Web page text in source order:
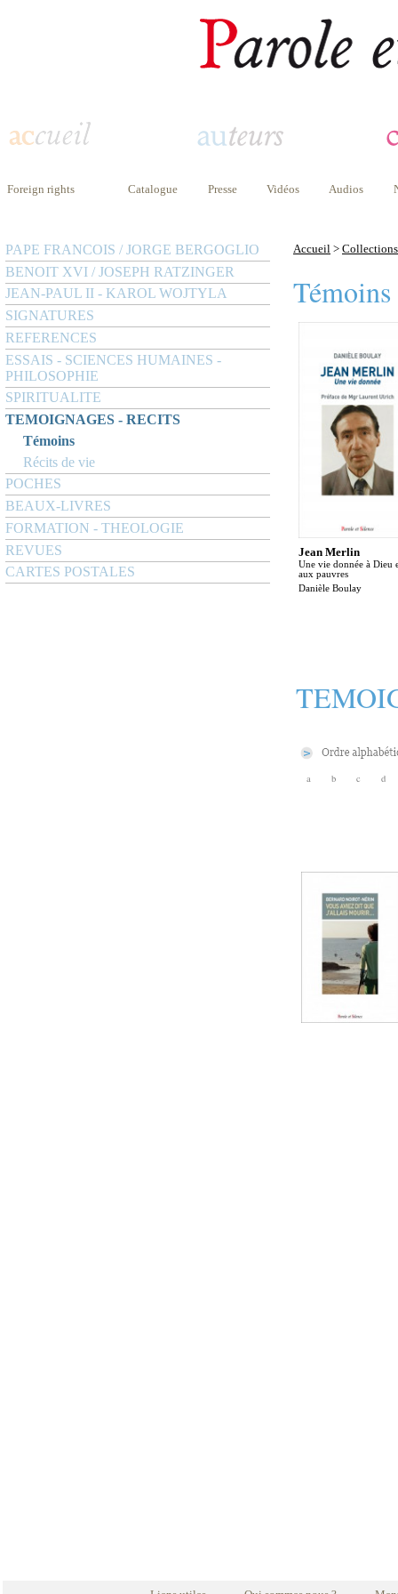
Foreign rights Catalogue Presse Vidéos Audios
PAPE FRANCOIS / JORGE BERGOGLIO
BENOIT XVI / JOSEPH RATZINGER
JEAN-PAUL II - KAROL WOJTYLA
SIGNATURES
REFERENCES
ESSAIS - SCIENCES HUMAINES -
PHILOSOPHIE
SPIRITUALITE
TEMOIGNAGES - RECITS
Témoins
Récits de vie
POCHES
BEAUX-LIVRES
FORMATION - THEOLOGIE
REVUES
CARTES POSTALES
Accueil > Collections
Témoins
Jean Merlin
Une vie donnée à Dieu
aux pauvres
Danièle Boulay
a b c d